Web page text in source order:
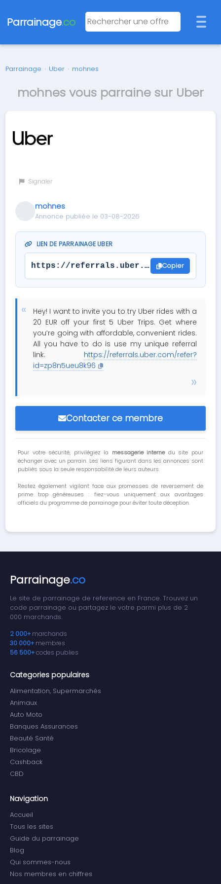
Parrainage.co
Parrainage › Uber › mohnes
mohnes vous parraine sur Uber
Signaler
mohnes
Annonce publiée le 03-08-2026
LIEN DE PARRAINAGE UBER
https://referrals.uber.com/ Copier
Hey! I want to invite you to try Uber rides with a
20 EUR off your first 5 Uber Trips. Get where
you’re going with affordable, convenient rides.
All you have to do is use my unique referral
link:
https://referrals.uber.com/refer?
id=zp8n5ueu8k96
Contacter ce membre
Pour votre sécurité, privilégiez la messagerie internedu site pour
échanger avec un parrain. Les liens figurant dans les annonces sont
publiés sous la seule responsabilité de leurs auteurs.
Restez également vigilant face aux promesses de reversement de
prime trop généreuses : fiez-vous uniquement aux avantages
officiels du programme de parrainage pour éviter toute déception.
Parrainage.co
Le site de parrainage de reference en France. Trouvez un
code parrainage ou partagez le votre parmi plus de 2
000 marchands.
2 000+ marchands
30 000+ membres
56 500+codes publies
Categories populaires
Alimentation, Supermarchés
Animaux
Auto Moto
Banques Assurances
Beauté Santé
Bricolage
Cashback
CBD
Navigation
Accueil
Tous les sites
Guide du parrainage
Blog
Qui sommes-nous
Nos membres en chiffres